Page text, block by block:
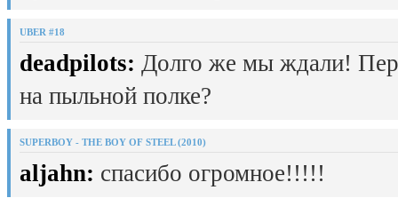
UBER #18
deadpilots: Долго же мы ждали!
на пыльной полке?
SUPERBOY - THE BOY OF STEEL (2010)
aljahn: спасибо огромное!!!!!